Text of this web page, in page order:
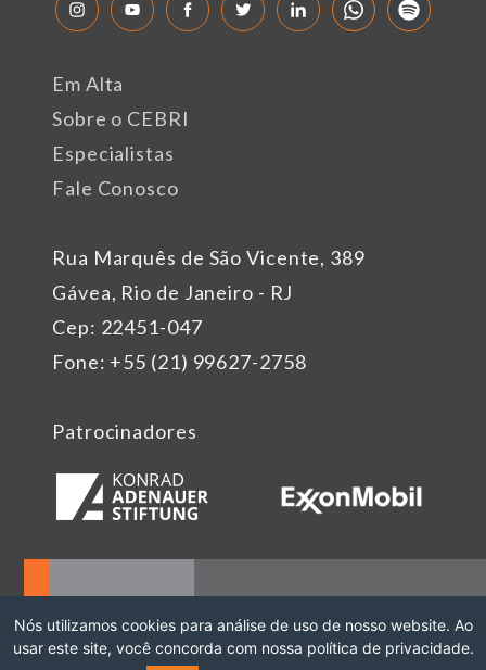
Rua Marquês de São Vicente, 389
Gávea, Rio de Janeiro - RJ
Cep: 22451-047
Fone: +55 (21) 99627-2758
Em Alta
Sobre o CEBRI
Especialistas
Fale Conosco
Patrocinadores
Nós utilizamos cookies para análise de uso de nosso website. Ao
usar este site, você concorda com nossa política de privacidade.